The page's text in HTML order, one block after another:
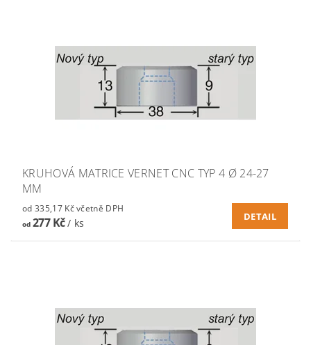
KRUHOVÁ MATRICE VERNET CNC TYP 4 Ø 24-27
MM
od 335,17 Kč včetně DPH
od277 Kč/ ks
DETAIL